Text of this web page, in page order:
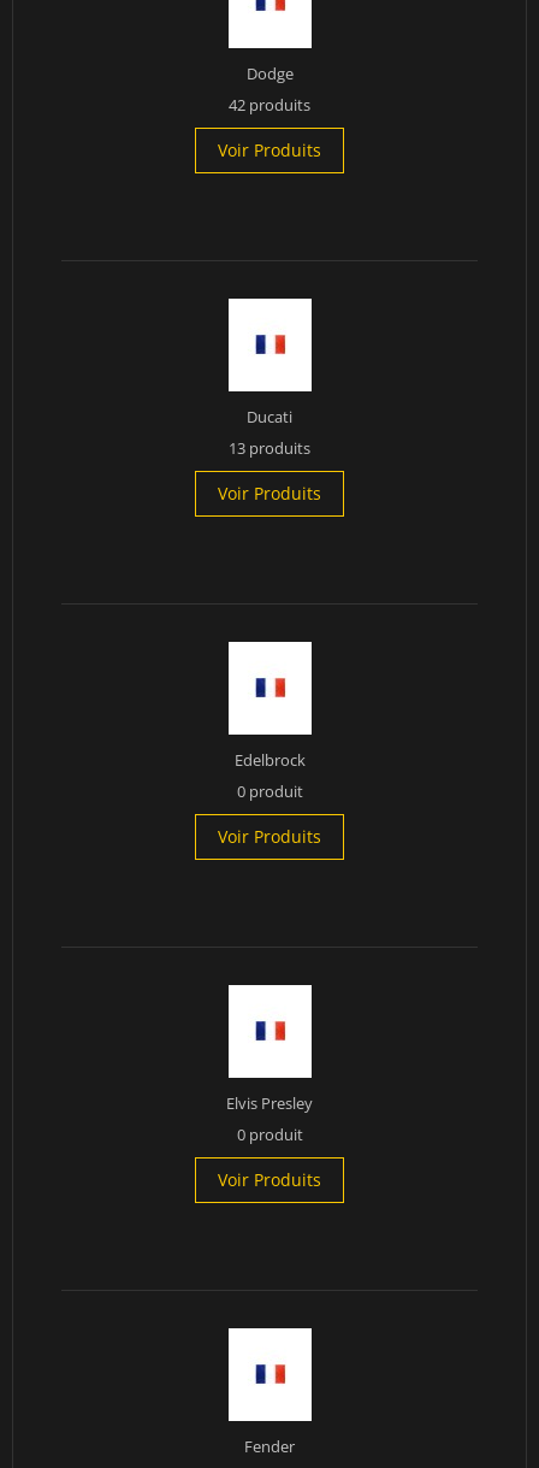
Dodge
42 produits
Voir Produits
Ducati
13 produits
Voir Produits
Edelbrock
0 produit
Voir Produits
Elvis Presley
0 produit
Voir Produits
Fender